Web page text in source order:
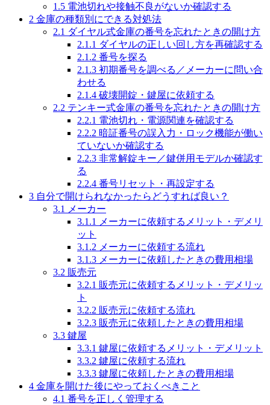
1.5 電池切れや接触不良がないか確認する
2 金庫の種類別にできる対処法
2.1 ダイヤル式金庫の番号を忘れたときの開け方
2.1.1 ダイヤルの正しい回し方を再確認する
2.1.2 番号を探る
2.1.3 初期番号を調べる／メーカーに問い合
わせる
2.1.4 破壊開錠・鍵屋に依頼する
2.2 テンキー式金庫の番号を忘れたときの開け方
2.2.1 電池切れ・電源関連を確認する
2.2.2 暗証番号の誤入力・ロック機能が働い
ていないか確認する
2.2.3 非常解錠キー／鍵併用モデルか確認す
る
2.2.4 番号リセット・再設定する
3 自分で開けられなかったらどうすれば良い？
3.1
メーカー
3.1.1
メーカーに依頼するメリット・デメリ
ット
3.1.2 メーカーに依頼する流れ
3.1.3 メーカーに依頼したときの費用相場
3.2 販売元
3.2.1 販売元に依頼するメリット・デメリッ
ト
3.2.2 販売元に依頼する流れ
3.2.3 販売元に依頼したときの費用相場
3.3 鍵屋
3.3.1 鍵屋に依頼するメリット・デメリット
3.3.2 鍵屋に依頼する流れ
3.3.3 鍵屋に依頼したときの費用相場
4 金庫を開けた後にやっておくべきこと
4.1 番号を正しく管理する